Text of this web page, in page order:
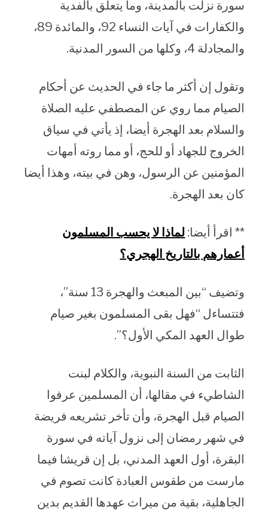
سورة نزلت بالمدينة، وما يتعلق بالفدية
والكفارات في آيات النساء 92، والمائدة 89،
والمجادلة 4، وكلها من السور المدنية.
وتقول إن أكثر ما جاء في الحديث عن أحكام
الصيام مما روي عن المصطفي عليه الصلاة
والسلام بعد الهجرة أيضا، إذ يأتي في سياق
الخروج للجهاد أو للحج، أو مما روته أمهات
المؤمنين عن الرسول، وهن في بيته، وهذا أيضا
كان بعد الهجرة.
** اقرأ أيضا: لماذا لا يحسب المسلمون
أعمارهم بالتاريخ الهجري؟
وتضيف “بين المبعث والهجرة 13 سنة”،
فتتساءل “فهل بقى المسلمون بغير صيام
طوال العهد المكي الأول؟”.
الثابت من السنة النبوية، والكلام لبنت
الشاطيء في مقالها، أن المسلمين عرفوا
الصيام قبل الهجرة، وأن تأخر تشريعه فريضة
في شهر رمضان إلى نزول آياته في سورة
البقرة، أول العهد المدني، بل إن قريشا فيما
مارست من طقوس العبادة كانت تصوم في
الجاهلية، بقية من ميراث عهدها القديم بدين